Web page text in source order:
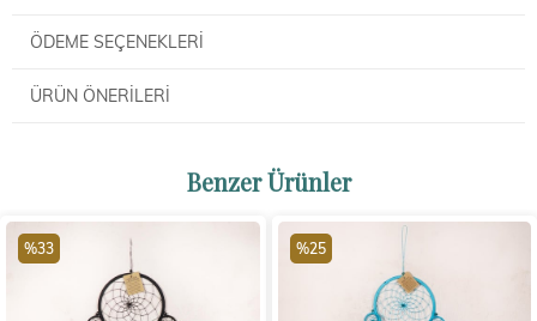
ÖDEME SEÇENEKLERI
ÜRÜN ÖNERILERI
Benzer Ürünler
%33 %25